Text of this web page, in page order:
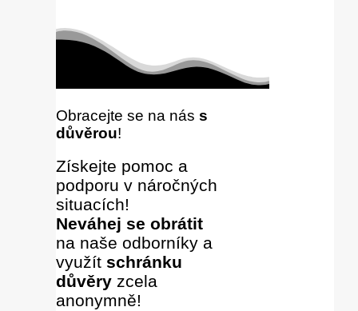
Obracejte se na nás s
důvěrou!
Získejte pomoc a
podporu v náročných
situacích!
Neváhej se obrátit
na naše odborníky a
využít schránku
důvěry zcela
anonymně!